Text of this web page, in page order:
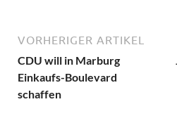
VORHERIGER ARTIKEL
CDU will in Marburg
Einkaufs-Boulevard
schaffen